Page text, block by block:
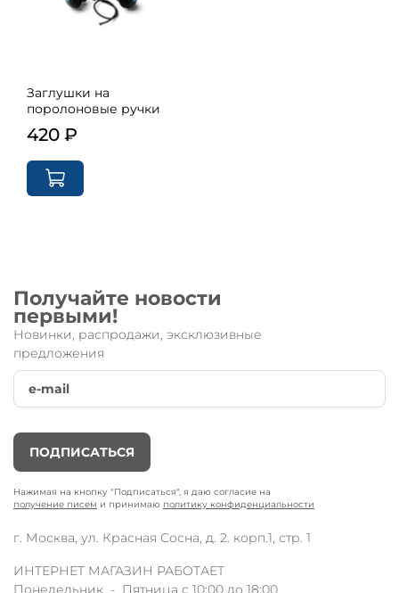
Заглушки на
поролоновые ручки
420 ₽
Получайте новости
первыми!
Новинки, распродажи, эксклюзивные
предложения
ПОДПИСАТЬСЯ
Нажимая на кнопку "Подписаться", я даю согласие на
получение писем и принимаю политику конфиденциальности
г. Москва, ул. Красная Сосна, д. 2. корп.1, стр. 1
ИНТЕРНЕТ МАГАЗИН РАБОТАЕТ
Понедельник - Пятница с 10:00 до 18:00